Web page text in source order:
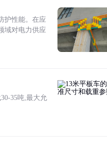
护性能。在应
域对电力供应
35吨,最大允